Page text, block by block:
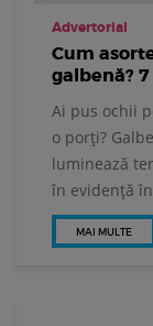
Advertorial
Cum
galbenă?
Ai pus ochii
o porți?
luminează
în evidență
MAI MULTE